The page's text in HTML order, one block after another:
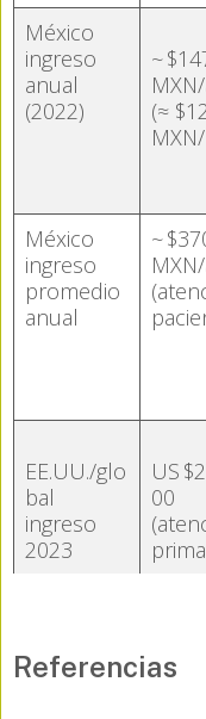
México
ingreso
anual
(2022)
~
(≈
México
ingreso
promedio
anual
~
EE.UU./glo
bal
ingreso
2023
US
00
Referencias